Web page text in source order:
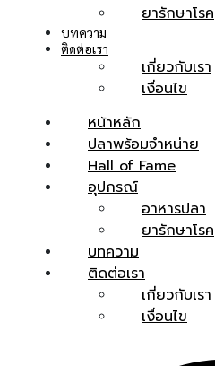
ยารักษาโรค
บทความ
ติดต่อเรา
เกี่ยวกับเรา
เงื่อนไข
หน้าหลัก
ปลาพร้อมจำหน่าย
Hall of Fame
อุปกรณ์
อาหารปลา
ยารักษาโรค
บทความ
ติดต่อเรา
เกี่ยวกับเรา
เงื่อนไข